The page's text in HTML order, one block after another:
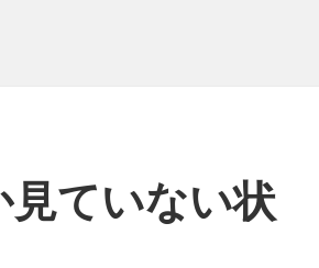
ていない状